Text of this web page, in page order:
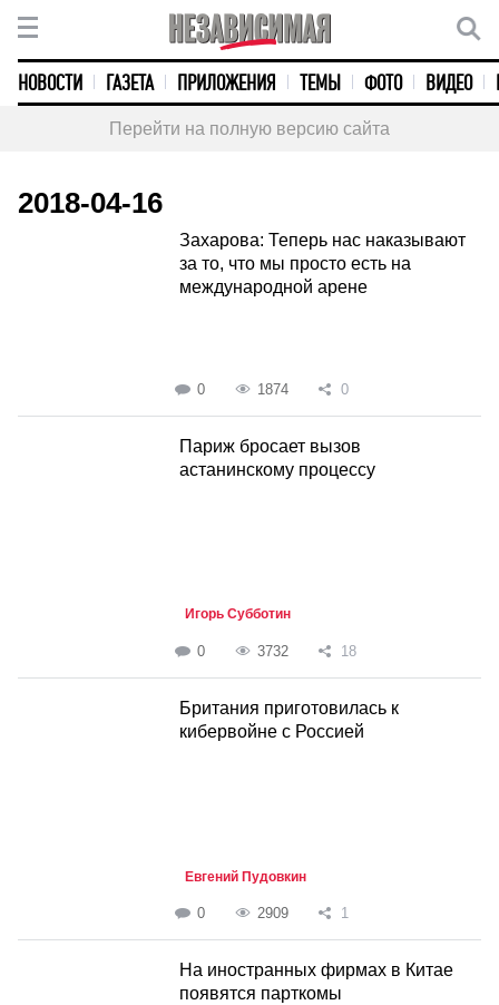
НОВОСТИ ГАЗЕТА ПРИЛОЖЕНИЯ ТЕМЫ ФОТО ВИДЕО
Перейти на полную версию сайта
2018-04-16
Захарова: Теперь нас наказывают
за то, что мы просто есть на
международной арене
0 1874 0
Париж бросает вызов
астанинскому процессу
Игорь Субботин
0 3732 18
Британия приготовилась к
кибервойне с Россией
Евгений Пудовкин
0 2909 1
На иностранных фирмах в Китае
появятся парткомы